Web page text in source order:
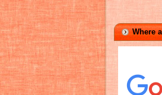
Where